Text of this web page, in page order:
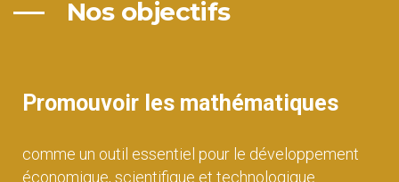
Nos objectifs
Promouvoir les mathématiques
comme un outil essentiel pour le développement
économique, scientifique et technologique.